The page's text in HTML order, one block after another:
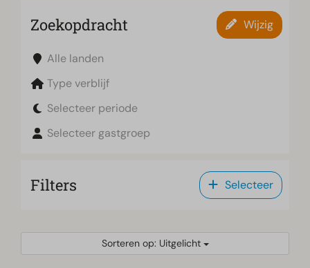
Zoekopdracht Wijzig
Alle landen
Type verblijf
Selecteer periode
Selecteer gastgroep
Filters Selecteer
Sorteren op: Uitgelicht